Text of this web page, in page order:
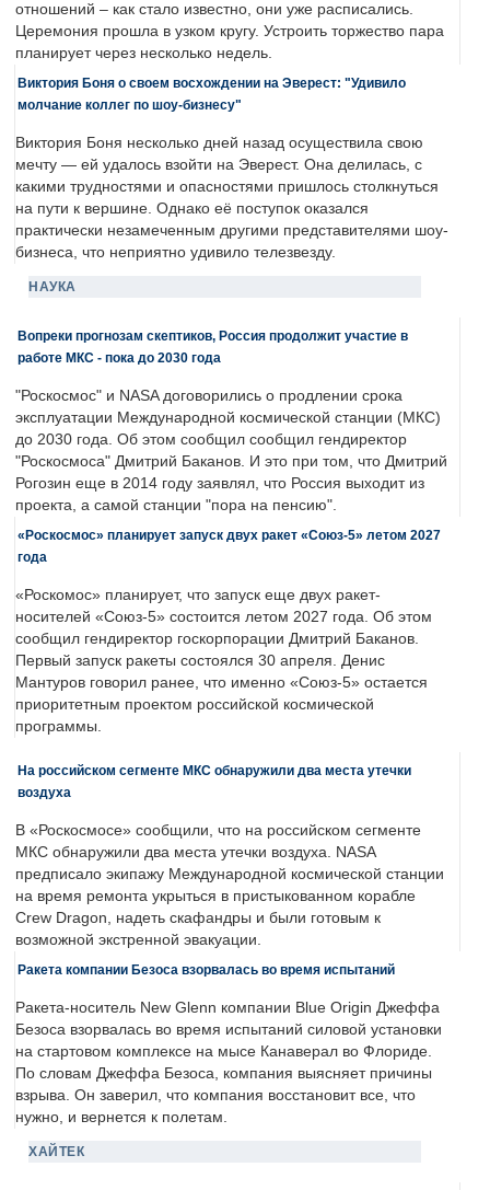
отношений – как стало известно, они уже расписались.
Церемония прошла в узком кругу. Устроить торжество пара
планирует через несколько недель.
Виктория Боня о своем восхождении на Эверест: "Удивило
молчание коллег по шоу-бизнесу"
Виктория Боня несколько дней назад осуществила свою
мечту — ей удалось взойти на Эверест. Она делилась, с
какими трудностями и опасностями пришлось столкнуться
на пути к вершине. Однако её поступок оказался
практически незамеченным другими представителями шоу-
бизнеса, что неприятно удивило телезвезду.
НАУКА
Вопреки прогнозам скептиков, Россия продолжит участие в
работе МКС - пока до 2030 года
"Роскосмос" и NASA договорились о продлении срока
эксплуатации Международной космической станции (МКС)
до 2030 года. Об этом сообщил сообщил гендиректор
"Роскосмоса" Дмитрий Баканов. И это при том, что Дмитрий
Рогозин еще в 2014 году заявлял, что Россия выходит из
проекта, а самой станции "пора на пенсию".
«Роскосмос» планирует запуск двух ракет «Союз-5» летом 2027
года
«Роскомос» планирует, что запуск еще двух ракет-
носителей «Союз-5» состоится летом 2027 года. Об этом
сообщил гендиректор госкорпорации Дмитрий Баканов.
Первый запуск ракеты состоялся 30 апреля. Денис
Мантуров говорил ранее, что именно «Союз-5» остается
приоритетным проектом российской космической
программы.
На российском сегменте МКС обнаружили два места утечки
воздуха
В «Роскосмосе» сообщили, что на российском сегменте
МКС обнаружили два места утечки воздуха. NASA
предписало экипажу Международной космической станции
на время ремонта укрыться в пристыкованном корабле
Crew Dragon, надеть скафандры и были готовым к
возможной экстренной эвакуации.
Ракета компании Безоса взорвалась во время испытаний
Ракета-носитель New Glenn компании Blue Origin Джеффа
Безоса взорвалась во время испытаний силовой установки
на стартовом комплексе на мысе Канаверал во Флориде.
По словам Джеффа Безоса, компания выясняет причины
взрыва. Он заверил, что компания восстановит все, что
нужно, и вернется к полетам.
ХАЙТЕК